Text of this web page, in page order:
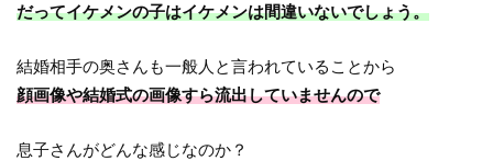
だってイケメンの子はイケメンは間違いないでしょう。
結婚相手の奥さんも一般人と言われていることから
顔画像や結婚式の画像すら流出していませんので
息子さんがどんな感じなのか？